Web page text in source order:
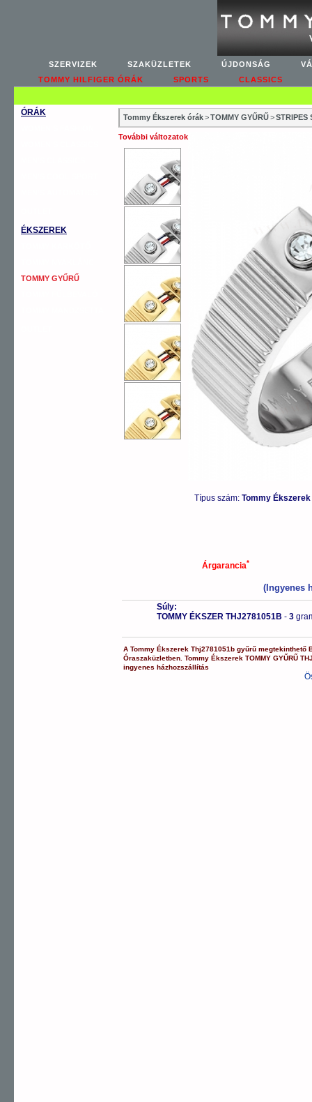
SZERVIZEK SZAKÜZLETEK ÚJDONSÁG
TOMMY HILFIGER ÓRÁK
SPORTS CLASSICS
ÓRÁK
ÉKSZEREK
TOMMY GYŰRŰ
Tommy Ékszerek órák>TOMMY GYŰRŰ>STRIPES
További változatok
Típus szám: Tommy Ékszerek
Árgarancia*
(Ingyenes
Súly:
TOMMY ÉKSZER THJ2781051B - 3
ATommy Ékszerek Thj2781051b gyűrű megtekinthető
Óraszaküzletben.Tommy Ékszerek TOMMY GYŰRŰ
ingyenes házhozszállítás